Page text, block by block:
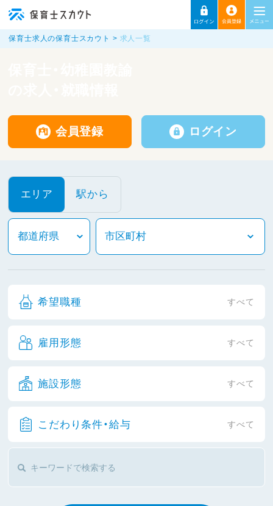
保育士求人の保育士スカウト 求人一覧
会員登録 ログイン
エリア 駅から
希望職種 すべて
雇用形態 すべて
施設形態 すべて
こだわり条件・給与 すべて